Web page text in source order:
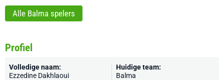
Alle Balma spelers
Profiel
Volledige naam:
Ezzedine Dakhlaoui
Huidige team:
Balma